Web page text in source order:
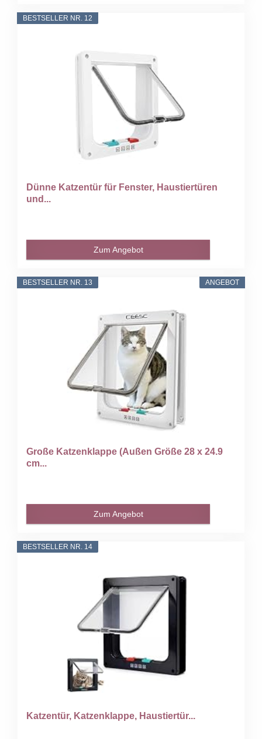
BESTSELLER NR. 12
Dünne Katzentür für Fenster, Haustiertüren
und...
Zum Angebot
ANGEBOT
BESTSELLER NR. 13
Große Katzenklappe (Außen Größe 28 x 24.9
cm...
Zum Angebot
BESTSELLER NR. 14
Katzentür, Katzenklappe, Haustiertür...